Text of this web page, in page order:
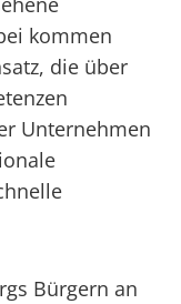
kommen
die über
Unternehmen
Bürgern an